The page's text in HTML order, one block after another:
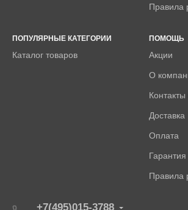
Правила
ПОПУЛЯРНЫЕ КАТЕГОРИИ
Каталог товаров
ПОМОЩЬ
Акции
О
Доставка
Оплата
Гарантия
Правила
+7(495)015-3788